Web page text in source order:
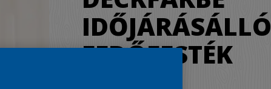
IDŐJÁRÁSÁLLÓ
FEDŐFESTÉK